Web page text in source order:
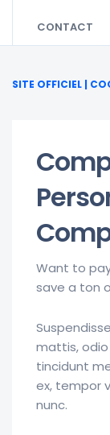
CONTACT
SITE OFFICIEL |
Want to
save a ton
mattis,
tincidunt
ex, tempor
nunc.